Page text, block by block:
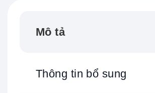
Mô tả
Thông tin bổ sung